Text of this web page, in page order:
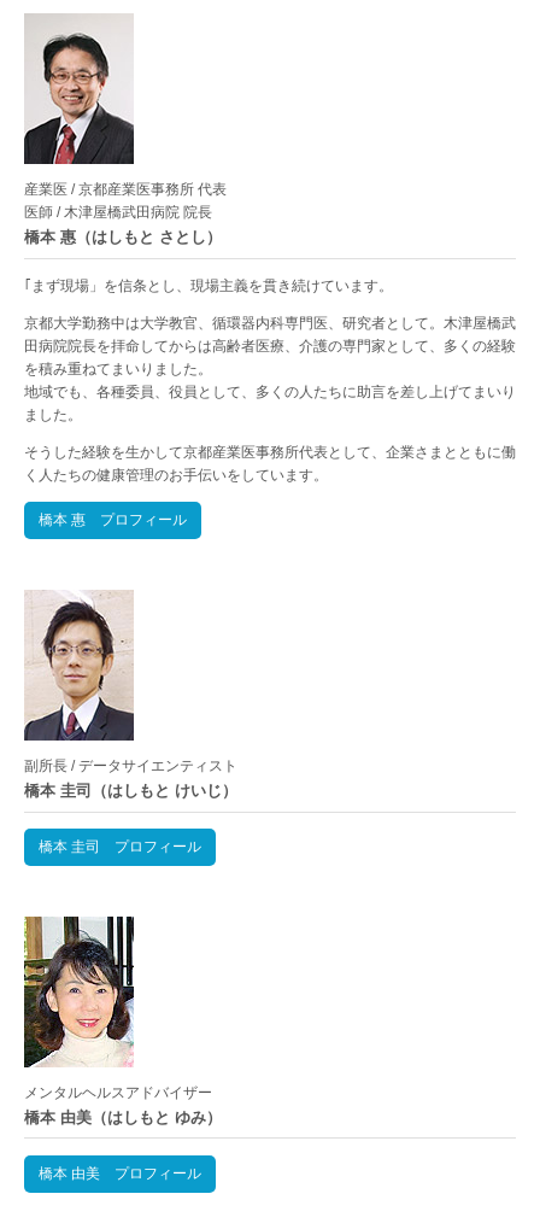
産業医 / 京都産業医事務所 代表
医師 / 木津屋橋武田病院 院長
橋本 惠（はしもと さとし）
｢まず現場」を信条とし、現場主義を貫き続けています。
京都大学勤務中は大学教官、循環器内科専門医、研究者として。木津屋橋武
田病院院長を拝命してからは高齢者医療、介護の専門家として、多くの経験
を積み重ねてまいりました。
地域でも、各種委員、役員として、多くの人たちに助言を差し上げてまいり
ました。
そうした経験を生かして京都産業医事務所代表として、企業さまとともに働
く人たちの健康管理のお手伝いをしています。
橋本 惠 プロフィール
副所長 / データサイエンティスト
橋本 圭司（はしもと けいじ）
橋本 圭司 プロフィール
メンタルヘルスアドバイザー
橋本 由美（はしもと ゆみ）
橋本 由美 プロフィール